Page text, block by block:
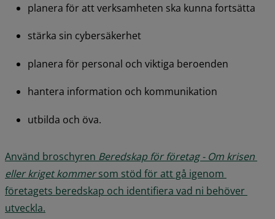
planera för att verksamheten ska kunna fortsätta
stärka sin cybersäkerhet
planera för personal och viktiga beroenden
hantera information och kommunikation
utbilda och öva.
Använd broschyren Beredskap för företag - Om krisen
eller kriget kommer som stöd för att gå igenom
företagets beredskap och identifiera vad ni behöver
utveckla.